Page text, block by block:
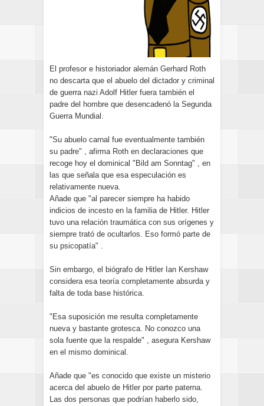
El profesor e historiador alemán Gerhard Roth
no descarta que el abuelo del dictador y criminal
de guerra nazi Adolf Hitler fuera también el
padre del hombre que desencadenó la Segunda
Guerra Mundial.
"Su abuelo carnal fue eventualmente también
su padre" , afirma Roth en declaraciones que
recoge hoy el dominical "Bild am Sonntag" , en
las que señala que esa especulación es
relativamente nueva.
Añade que "al parecer siempre ha habido
indicios de incesto en la familia de Hitler. Hitler
tuvo una relación traumática con sus orígenes y
siempre trató de ocultarlos. Eso formó parte de
su psicopatía" .
Sin embargo, el biógrafo de Hitler Ian Kershaw
considera esa teoría completamente absurda y
falta de toda base histórica.
"Esa suposición me resulta completamente
nueva y bastante grotesca. No conozco una
sola fuente que la respalde" , asegura Kershaw
en el mismo dominical.
Añade que "es conocido que existe un misterio
acerca del abuelo de Hitler por parte paterna.
Las dos personas que podrían haberlo sido,